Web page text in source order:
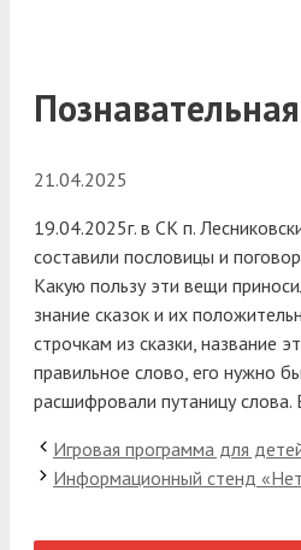
21.04.2025
19.04.2025г. в СК п.
составили пословицы и
Какую пользу эти вещи
знание сказок и их
строчкам из сказки, название
правильное слово, его нужно
расшифровали путаницу слова.
Игровая программа для
Информационный стенд